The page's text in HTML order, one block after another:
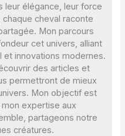
leur élégance, leur force
cheval raconte
Mon parcours
cet univers, alliant
et innovations modernes.
des articles et
permettront de mieux
Mon objectif est
expertise aux
partageons notre
créatures.